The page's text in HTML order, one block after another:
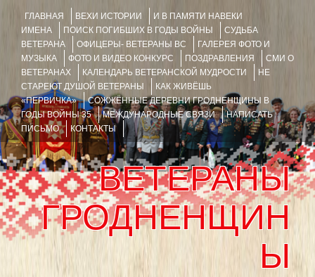
ГЛАВНАЯ ВЕХИ ИСТОРИИ
И В ПАМЯТИ НАВЕКИ
ИМЕНА
ПОИСК ПОГИБШИХ В ГОДЫ ВОЙНЫ
СУДЬБА
ВЕТЕРАНА
ОФИЦЕРЫ- ВЕТЕРАНЫ ВС
ГАЛЕРЕЯ ФОТО И
МУЗЫКА
ФОТО И ВИДЕО КОНКУРС ПОЗДРАВЛЕНИЯ
СМИ О
ВЕТЕРАНАХ
КАЛЕНДАРЬ ВЕТЕРАНСКОЙ МУДРОСТИ
НЕ
СТАРЕЮТ ДУШОЙ ВЕТЕРАНЫ
КАК ЖИВЁШЬ
«ПЕРВИЧКА»
СОЖЖЁННЫЕ ДЕРЕВНИ ГРОДНЕНЩИНЫ В
ГОДЫ ВОЙНЫ 35
МЕЖДУНАРОДНЫЕ СВЯЗИ
НАПИСАТЬ
ПИСЬМО
КОНТАКТЫ
ВЕТЕРАНЫ
ГРОДНЕНЩИН
Ы